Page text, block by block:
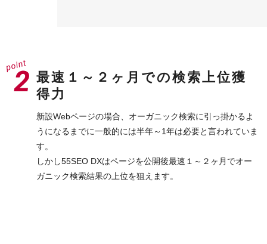
最速１～２ヶ月での検索上位獲
得力
新設Webページの場合、オーガニック検索に引っ掛かるよ
うになるまでに一般的には半年～1年は必要と言われていま
す。
しかし55SEO DXはページを公開後最速１～２ヶ月でオー
ガニック検索結果の上位を狙えます。